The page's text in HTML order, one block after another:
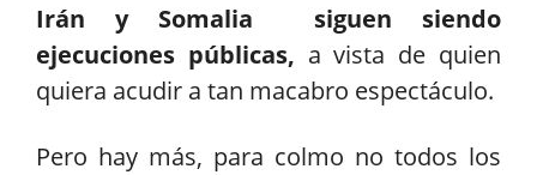
Irán y Somalia siguen siendo
ejecuciones públicas, a vista de quien
quiera acudir a tan macabro espectáculo.
Pero hay más, para colmo no todos los